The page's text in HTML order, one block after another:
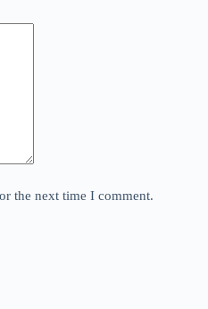
the next time I comment.